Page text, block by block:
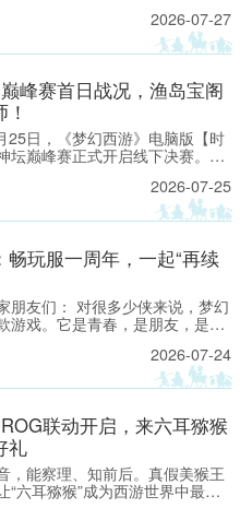
，以全胜之姿拿下【将军令】的
2026-07-27
峰赛首日战况，渔岛宝阁
25日，《梦幻西游》电脑版【时
坛巅峰赛正式开启线下决赛。在
凭借一手精妙的打蓝阵容拿下赛
过“三攻”阵容打穿【曲阜孔庙】
比分2：0的成绩挺进决赛。
2026-07-25
畅玩服一周年，一起“再续
朋友们： 对很多少侠来说，梦幻
游戏。它是青春，是朋友，是一
2026-07-24
联动开启，来六耳猕猴
礼
，能察理、知前后。真假美猴王
“六耳猕猴”成为西游世界中最令